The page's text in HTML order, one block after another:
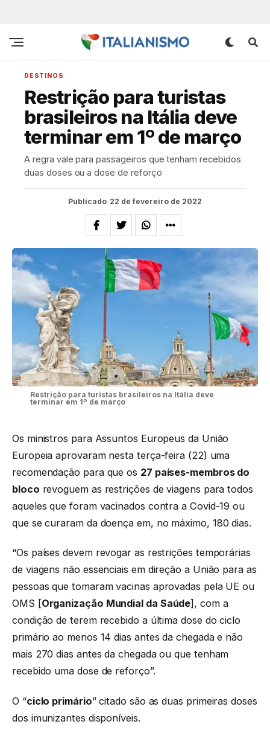
DESTINOS
Restrição para turistas
brasileiros na Itália deve
terminar em 1º de março
A regra vale para passageiros que tenham recebidos
duas doses ou a dose de reforço
Publicado 22 de fevereiro de 2022
Restrição para turistas brasileiros na Itália deve
terminar em 1º de março
Os ministros para Assuntos Europeus da União
Europeia aprovaram nesta terça-feira (22) uma
recomendação para que os 27 países-membros do
bloco revoguem as restrições de viagens para todos
aqueles que foram vacinados contra a Covid-19 ou
que se curaram da doença em, no máximo, 180 dias.
“Os países devem revogar as restrições temporárias
de viagens não essenciais em direção a União para as
pessoas que tomaram vacinas aprovadas pela UE ou
OMS [Organização Mundial da Saúde], com a
condição de terem recebido a última dose do ciclo
primário ao menos 14 dias antes da chegada e não
mais 270 dias antes da chegada ou que tenham
recebido uma dose de reforço”.
O “ciclo primário” citado são as duas primeiras doses
dos imunizantes disponíveis.